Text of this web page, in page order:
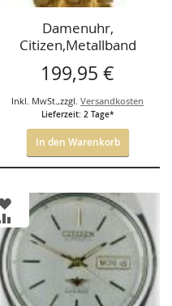
Damenuhr,
Citizen,Metallband
,vergoldet,
199,95 €
Inkl. MwSt.,zzgl.Versandkosten
Lieferzeit: 2 Tage*
In den Warenkorb
ZUR
WUNSCHLISTE
HINZUFÜGEN
ZUR
VERGLEICHSLISTE
HINZUFÜGEN